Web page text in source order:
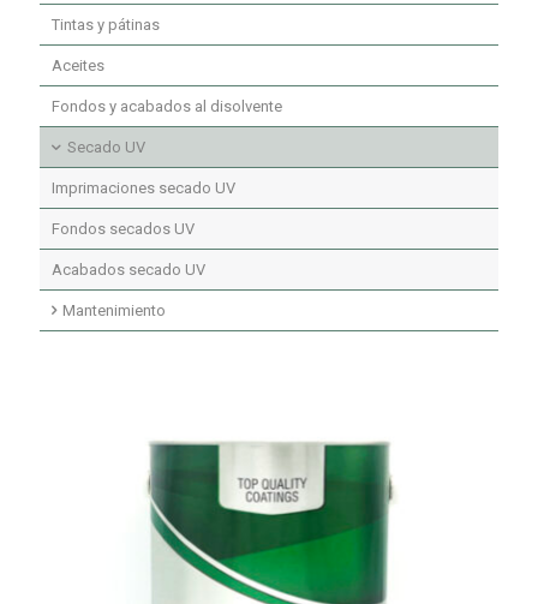
Tintas y pátinas
Aceites
Fondos y acabados al disolvente
Secado UV
Imprimaciones secado UV
Fondos secados UV
Acabados secado UV
Mantenimiento